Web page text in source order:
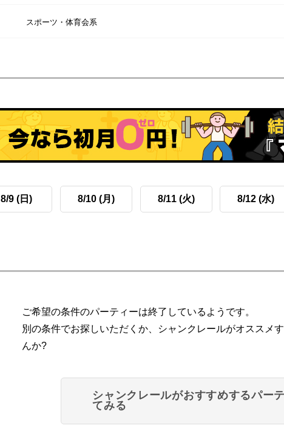
スポーツ・体育会系
8/9 (日) 8/10 (月) 8/11 (火) 8/12 (水)
ご希望の条件のパーティーは終了しているようです。
別の条件でお探しいただくか、シャンクレールがオススメ
んか?
シャンクレールがおすすめするパー
てみる